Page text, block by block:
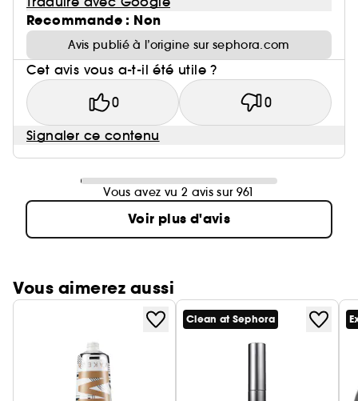
Recommande : Non
Avis publié à l’origine sur sephora.com
Cet avis vous a-t-il été utile ?
0 0
Signaler ce contenu
Vous avez vu 2 avis sur 961
Voir plus d'avis
Vous aimerez aussi
Clean at Sephora